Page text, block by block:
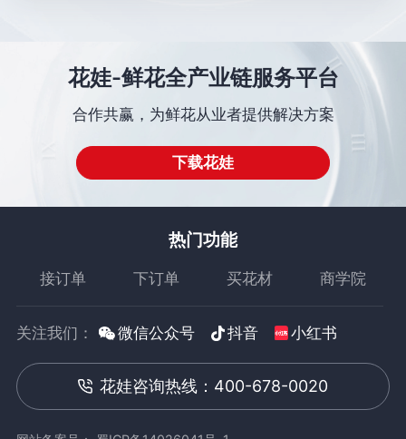
花娃-鲜花全产业链服务平台
合作共赢，为鲜花从业者提供解决方案
下载花娃
热门功能
接订单 下订单 买花材 商学院
关注我们： 微信公众号 抖音 小红书
花娃咨询热线：400-678-0020